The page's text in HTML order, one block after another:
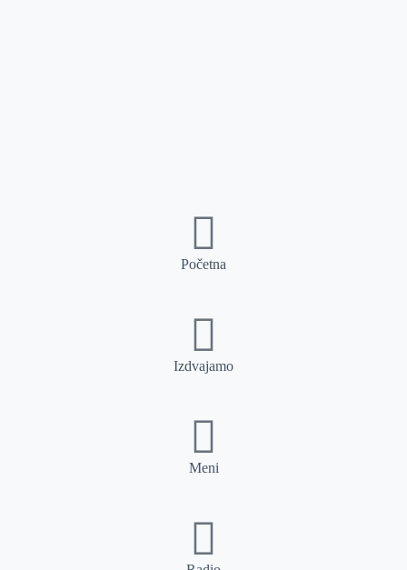
Početna
Izdvajamo
Meni